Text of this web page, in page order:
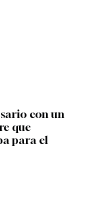
con un
que
para el